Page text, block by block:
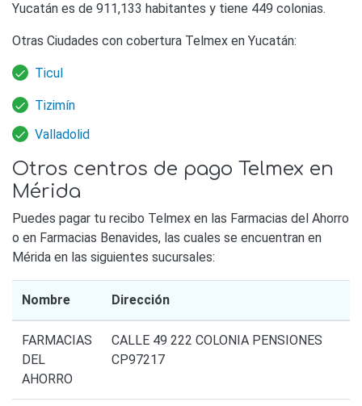
Yucatán es de 911,133 habitantes y tiene 449 colonias.
Otras Ciudades con cobertura Telmex en Yucatán:
Ticul
Tizimín
Valladolid
Otros centros de pago Telmex en
Mérida
Puedes pagar tu recibo Telmex en las Farmacias del Ahorro
o en Farmacias Benavides, las cuales se encuentran en
Mérida en las siguientes sucursales:
Nombre Dirección
FARMACIAS
DEL
AHORRO
CALLE 49 222 COLONIA PENSIONES
CP97217